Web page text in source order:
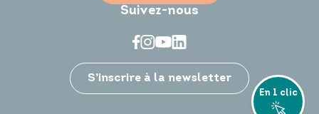
Je participe
Suivez-nous
S’inscrire à la newsletter
En 1 clic